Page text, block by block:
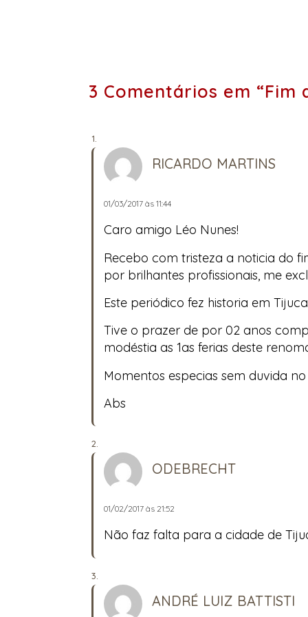
3 Comentários em “Fim
RICARDO MARTINS
01/03/2017 às 11:44
Caro amigo Léo Nunes!
Recebo com tristeza a noticia do
por brilhantes profissionais, me
Este periódico fez historia em
Tive o prazer de por 02 anos
modéstia as 1as ferias deste
Momentos especias sem duvida
Abs
ODEBRECHT
01/02/2017 às 21:52
Não faz falta para a cidade de
ANDRÉ LUIZ BATTISTI